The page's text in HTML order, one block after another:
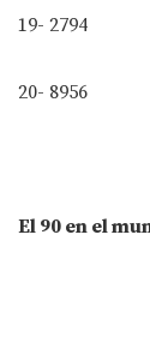
19- 2794
20- 8956
El 90 en el